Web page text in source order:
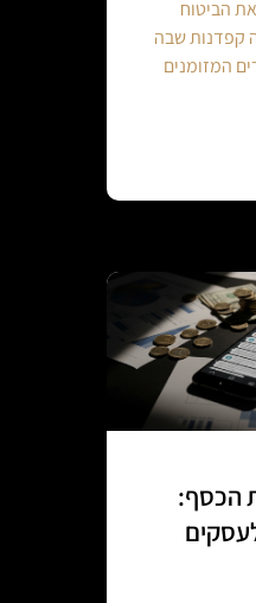
הביטוח
קפדנות שבה
המזומנים
הכסף: